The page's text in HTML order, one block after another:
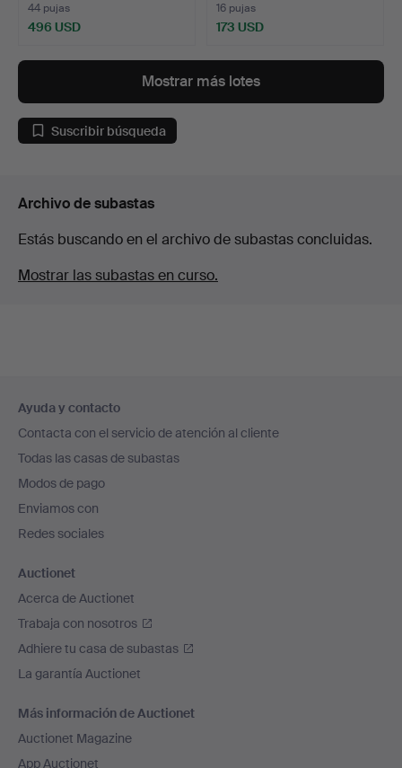
44 pujas
496 USD
16 pujas
173 USD
Mostrar más lotes
Suscribir búsqueda
Archivo de subastas
Estás buscando en el archivo de subastas concluidas.
Mostrar las subastas en curso.
en
el
pie
de
página
Ayuda y contacto
Contacta con el servicio de atención al cliente
Todas las casas de subastas
Modos de pago
Enviamos con
Redes sociales
Auctionet
Acerca de Auctionet
Trabaja con nosotros
Adhiere tu casa de subastas
La garantía Auctionet
Más información de Auctionet
Auctionet Magazine
App Auctionet